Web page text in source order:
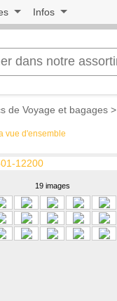
Infos
de Voyage et bagages >
vue d'ensemble
19 images